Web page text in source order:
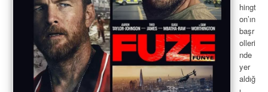
hingt
on’ın
başr
olleri
nde
yer
aldığ